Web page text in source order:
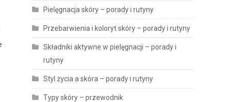
Pielęgnacja skóry – porady i rutyny
Przebarwienia i koloryt skóry – porady i rutyny
Składniki aktywne w pielęgnacji – porady i
rutyny
Styl życia a skóra – porady i rutyny
Typy skóry – przewodnik